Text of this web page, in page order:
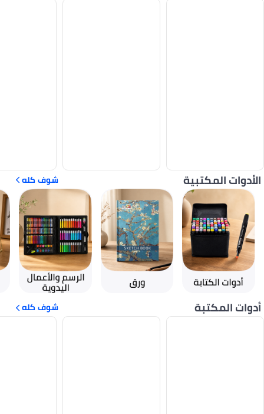
الأدوات المكتبية شوف كله
أدوات المكتبة شوف كله